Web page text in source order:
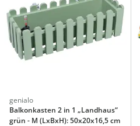
genialo
Balkonkasten 2 in 1 „Landhaus“
grün - M (LxBxH): 50x20x16,5 cm